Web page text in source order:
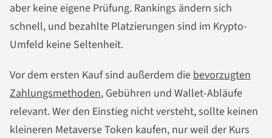
aber keine eigene Prüfung. Rankings ändern sich
schnell, und bezahlte Platzierungen sind im Krypto-
Umfeld keine Seltenheit.
Vor dem ersten Kauf sind außerdem die bevorzugten
Zahlungsmethoden, Gebühren und Wallet-Abläufe
relevant. Wer den Einstieg nicht versteht, sollte keinen
kleineren Metaverse Token kaufen, nur weil der Kurs